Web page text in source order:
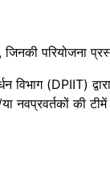
परियोजना
(DPIIT)
नवप्रवर्तकों की टीमें